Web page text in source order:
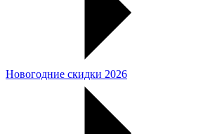
Новогодние скидки 2026